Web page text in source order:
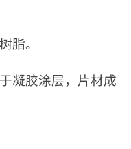
脂。
凝胶涂层，片材成